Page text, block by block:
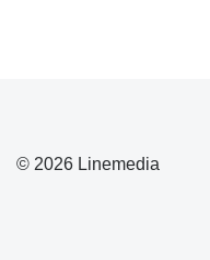
© 2026 Linemedia